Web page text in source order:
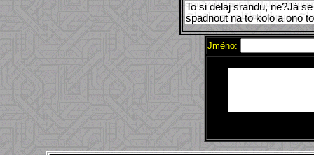
To si delaj srandu, ne?Já
spadnout na to kolo a ono
Jméno: